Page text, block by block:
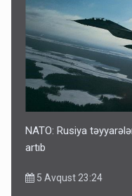
NATO: Rusiya
artıb
5 Avqust 23:24